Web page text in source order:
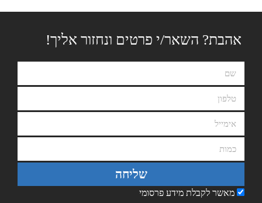
אהבת? השאר/י פרטים ונחזור אליך!
מאשר לקבלת מידע פרסומי
שליחה